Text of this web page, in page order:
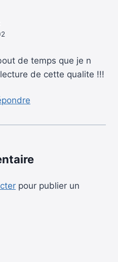
de temps que je n
de cette qualite !!!
pour publier un